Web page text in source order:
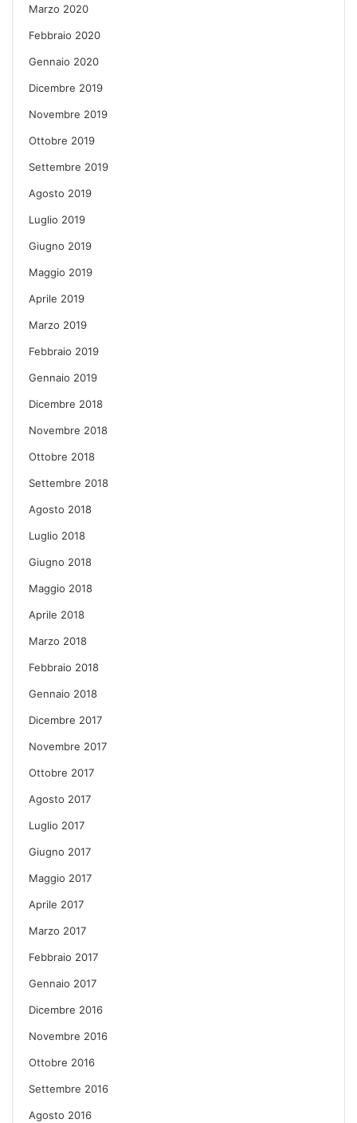
Marzo 2020
Febbraio 2020
Gennaio 2020
Dicembre 2019
Novembre 2019
Ottobre 2019
Settembre 2019
Agosto 2019
Luglio 2019
Giugno 2019
Maggio 2019
Aprile 2019
Marzo 2019
Febbraio 2019
Gennaio 2019
Dicembre 2018
Novembre 2018
Ottobre 2018
Settembre 2018
Agosto 2018
Luglio 2018
Giugno 2018
Maggio 2018
Aprile 2018
Marzo 2018
Febbraio 2018
Gennaio 2018
Dicembre 2017
Novembre 2017
Ottobre 2017
Agosto 2017
Luglio 2017
Giugno 2017
Maggio 2017
Aprile 2017
Marzo 2017
Febbraio 2017
Gennaio 2017
Dicembre 2016
Novembre 2016
Ottobre 2016
Settembre 2016
Agosto 2016